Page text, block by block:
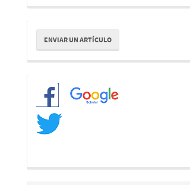
Enviar
un
artículo
ENVIAR UN ARTÍCULO
Redes